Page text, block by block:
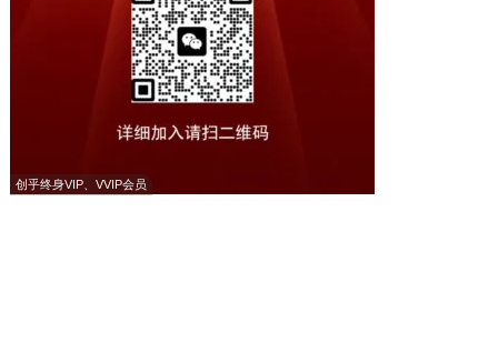
创乎终身VIP、VVIP会员